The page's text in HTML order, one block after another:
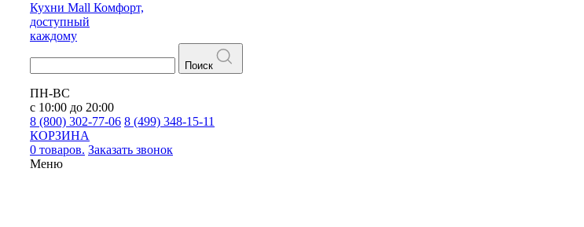
Кухни Mall Комфорт,
доступный
каждому
Поиск
ПН-ВС
с 10:00 до 20:00
8 (800) 302-77-06 8 (499) 348-15-11
КОРЗИНА
0 товаров. Заказать звонок
Меню